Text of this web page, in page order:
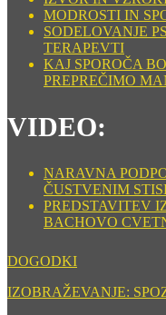
MODROSTI IN
SODELOVANJE
TERAPEVTI
KAJ SPOROČA
PREPREČIMO
VIDEO:
NARAVNA
ČUSTVENIM
PREDSTAVITEV
BACHOVO
DOGODKI
IZOBRAŽEVANJE: